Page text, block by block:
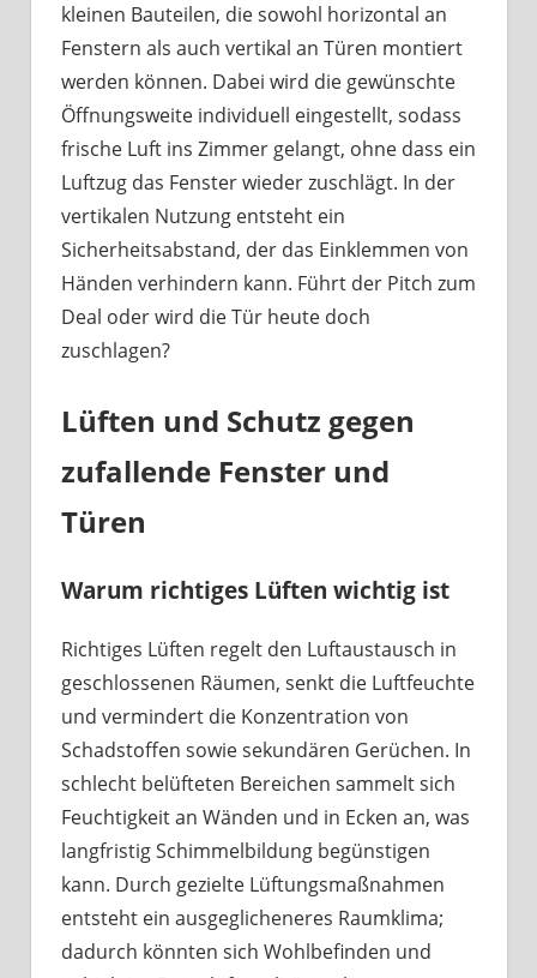
kleinen Bauteilen, die sowohl horizontal an
Fenstern als auch vertikal an Türen montiert
werden können. Dabei wird die gewünschte
Öffnungsweite individuell eingestellt, sodass
frische Luft ins Zimmer gelangt, ohne dass ein
Luftzug das Fenster wieder zuschlägt. In der
vertikalen Nutzung entsteht ein
Sicherheitsabstand, der das Einklemmen von
Händen verhindern kann. Führt der Pitch zum
Deal oder wird die Tür heute doch
zuschlagen?
Lüften und Schutz gegen
zufallende Fenster und
Türen
Warum richtiges Lüften wichtig ist
Richtiges Lüften regelt den Luftaustausch in
geschlossenen Räumen, senkt die Luftfeuchte
und vermindert die Konzentration von
Schadstoffen sowie sekundären Gerüchen. In
schlecht belüfteten Bereichen sammelt sich
Feuchtigkeit an Wänden und in Ecken an, was
langfristig Schimmelbildung begünstigen
kann. Durch gezielte Lüftungsmaßnahmen
entsteht ein ausgeglicheneres Raumklima;
dadurch könnten sich Wohlbefinden und